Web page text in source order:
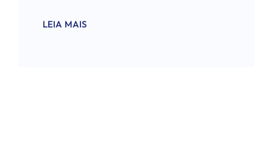
LEIA MAIS